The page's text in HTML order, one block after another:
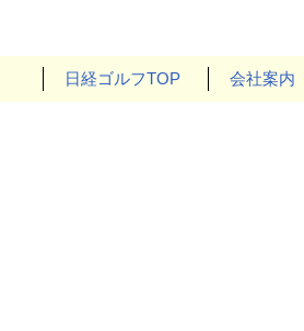
日経ゴルフTOP 会社案内